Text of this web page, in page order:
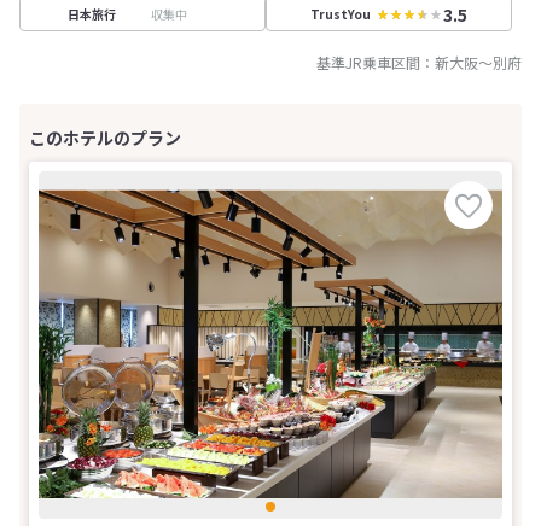
日本旅行 収集中 TrustYou 3.5
基準JR乗車区間： 新大阪～別府